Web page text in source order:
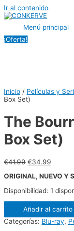
Ir al contenido
Menú principal
¡Oferta!
Inicio / Películas y
Box Set)
The
Box Set)
€41.99 €34.99
ORIGINAL, NUEVO Y
Disponibilidad: 1
Añadir al carrito
Categorías: Blu-ray,